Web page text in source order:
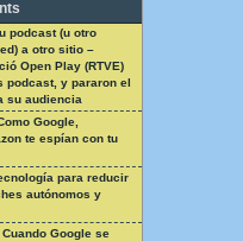
podcast (u otro
a otro sitio –
Open Play (RTVE)
podcast, y pararon el
su audiencia
Google,
te espían con tu
para reducir
autónomos y
Cuando Google se